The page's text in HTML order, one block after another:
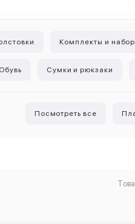
Комплекты и
Обувь Сумки и рюкзаки
Посмотреть все